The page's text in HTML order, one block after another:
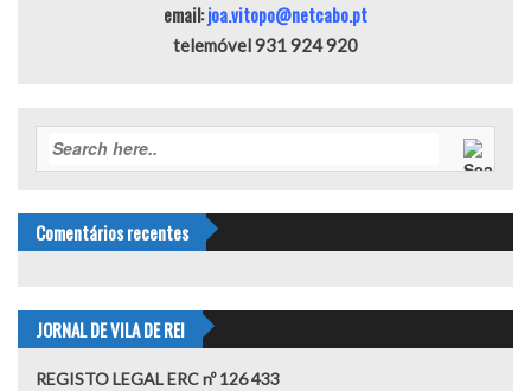
email:joa.vitopo@netcabo.pt
telemóvel 931 924 920
Comentários recentes
JORNAL DE VILA DE REI
REGISTO LEGAL ERC nº 126 433